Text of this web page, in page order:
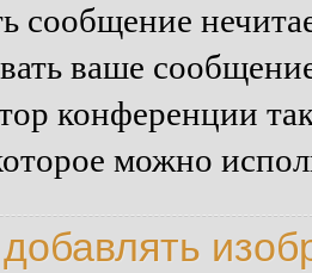
сообщение
ваше
конференции
можно